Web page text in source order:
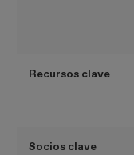
Recursos clave
Socios clave